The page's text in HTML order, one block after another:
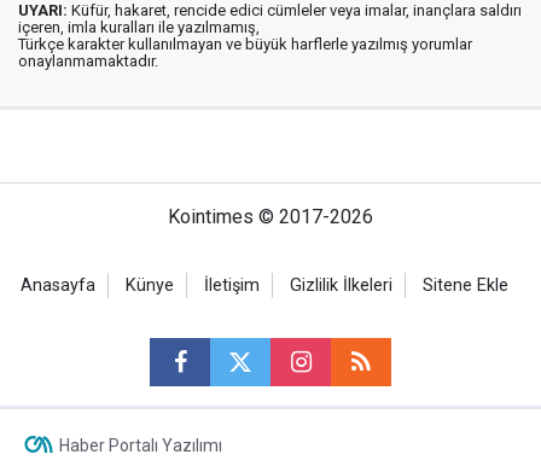
UYARI: Küfür, hakaret, rencide edici cümleler veya imalar, inançlara saldırı
içeren, imla kuralları ile yazılmamış,
Türkçe karakter kullanılmayan ve büyük harflerle yazılmış yorumlar
onaylanmamaktadır.
Kointimes © 2017-2026
Anasayfa Künye İletişim Gizlilik İlkeleri Sitene Ekle
Haber Portalı Yazılımı